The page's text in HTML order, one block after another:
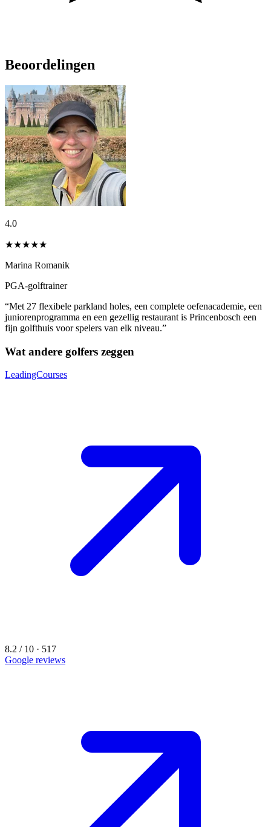
Beoordelingen
4.0
★★★★★
Marina Romanik
PGA-golftrainer
“Met 27 flexibele parkland holes, een complete oefenacademie, een
juniorenprogramma en een gezellig restaurant is Princenbosch een
fijn golfthuis voor spelers van elk niveau.”
Wat andere golfers zeggen
LeadingCourses
8.2 / 10 · 517
Google reviews